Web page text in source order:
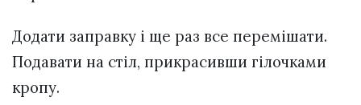
Додати заправку і ще раз все перемішати.
Подавати на стіл, прикрасивши гілочками
кропу.